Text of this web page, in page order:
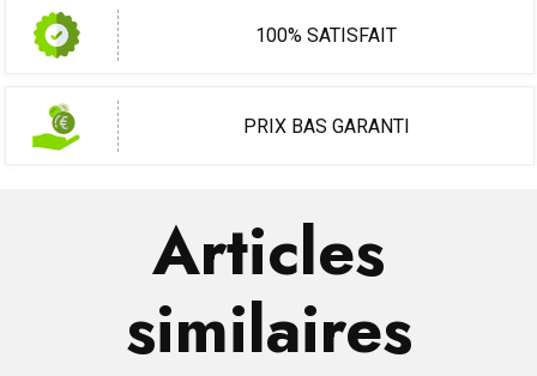
100% SATISFAIT
PRIX BAS GARANTI
Articles
similaires